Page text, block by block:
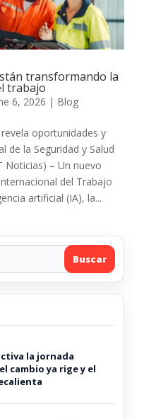
transformando la
trabajo
6, 2026 | Blog
oportunidades y
de la Seguridad y Salud
Noticias) – Un nuevo
del Trabajo
artificial (IA), la...
Buscar
la jornada
cambio ya rige y el